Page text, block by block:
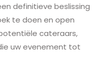
definitieve beslissing
te doen en open
cateraars,
uw evenement tot